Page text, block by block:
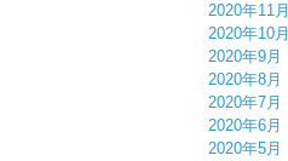
2020年11月
2020年10月
2020年9月
2020年8月
2020年7月
2020年6月
2020年5月